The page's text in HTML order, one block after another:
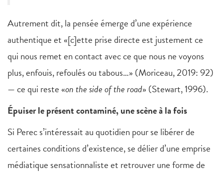
Autrement dit, la pensée émerge d’une expérience
authentique et «[c]ette prise directe est justement ce
qui nous remet en contact avec ce que nous ne voyons
plus, enfouis, refoulés ou tabous…» (Moriceau, 2019: 92)
— ce qui reste «on the side of the road» (Stewart, 1996).
Épuiser le présent contaminé, une scène à la fois
Si Perec s’intéressait au quotidien pour se libérer de
certaines conditions d’existence, se délier d’une emprise
médiatique sensationnaliste et retrouver une forme de